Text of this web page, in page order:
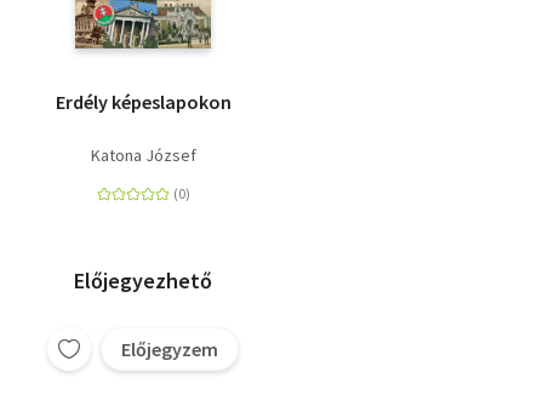
Erdély képeslapokon
Katona József
Előjegyezhető
Előjegyzem